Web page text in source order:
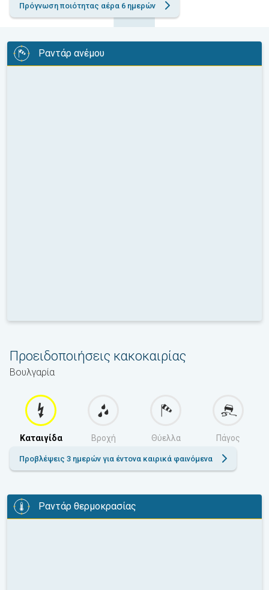
Πρόγνωση ποιότητας αέρα 6 ημερών
Ραντάρ ανέμου
Προειδοποιήσεις κακοκαιρίας
Βουλγαρία
Καταιγίδα Βροχή Θύελλα Πάγος
Προβλέψεις 3 ημερών για έντονα καιρικά φαινόμενα
Ραντάρ θερμοκρασίας